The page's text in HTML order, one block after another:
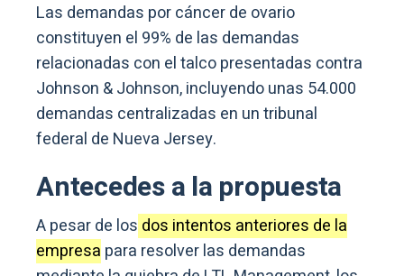
Las demandas por cáncer de ovario
constituyen el 99% de las demandas
relacionadas con el talco presentadas contra
Johnson & Johnson, incluyendo unas 54.000
demandas centralizadas en un tribunal
federal de Nueva Jersey.
Antecedes a la propuesta
A pesar de los dos intentos anteriores de la
empresa para resolver las demandas